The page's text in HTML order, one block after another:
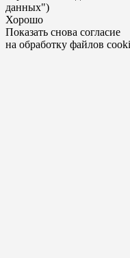
данных")
Хорошо
Показать снова согласие
на обработку файлов